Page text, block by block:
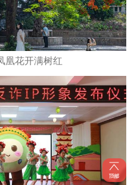
凰花开满树红